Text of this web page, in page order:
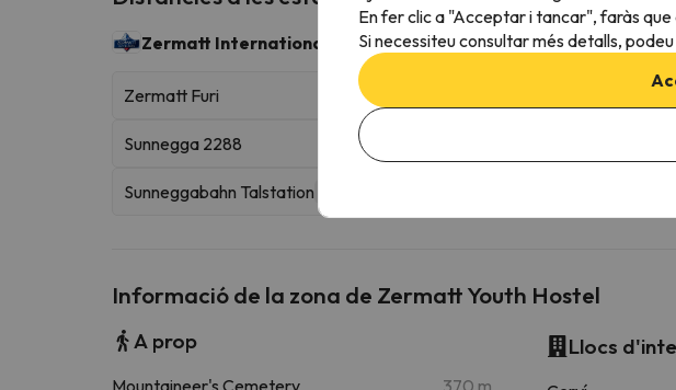
Zermatt International 322 km esquiables
Zermatt Furi
Sunnegga 2288
Sunneggabahn Talstation
Informació de la zona de Zermatt Youth Hostel
A prop
Mountaineer's Cemetery 370 m
Llocs
En fer clic a "Acceptar i tancar", faràs
Si necessiteu consultar més detalls,